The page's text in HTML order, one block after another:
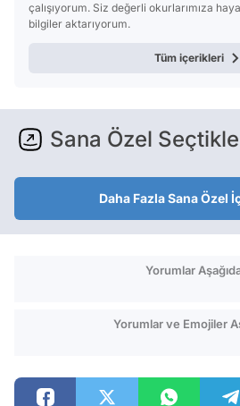
çalışıyorum. Siz değerli okurlarımıza
bilgiler aktarıyorum.
Tüm içerikleri
Sana Özel
Daha Fazla Sana Özel
Yorumlar
Yorumlar ve Emojiler